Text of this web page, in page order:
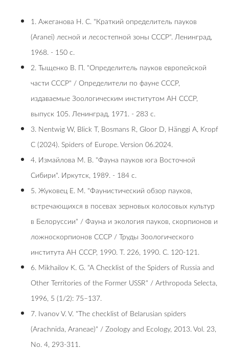
1. Ажеганова Н. С. "Краткий определитель пауков
(Aranei) лесной и лесостепной зоны СССР". Ленинград,
1968. - 150 с.
2. Тыщенко В. П. "Определитель пауков европейской
части СССР" / Определители по фауне СССР,
издаваемые Зоологическим институтом АН СССР,
выпуск 105. Ленинград, 1971. - 283 с.
3. Nentwig W, Blick T, Bosmans R, Gloor D, Hänggi A, Kropf
C (2024). Spiders of Europe. Version 06.2024.
4. Измайлова М. В. "Фауна пауков юга Восточной
Сибири". Иркутск, 1989. - 184 с.
5. Жуковец Е. М. "Фаунистический обзор пауков,
встречающихся в посевах зерновых колосовых культур
в Белоруссии" / Фауна и экология пауков, скорпионов и
ложноскорпионов СССР / Труды Зоологического
института АН СССР, 1990. Т. 226, 1990. С. 120-121.
6. Mikhailov K. G. "A Checklist of the Spiders of Russia and
Other Territories of the Former USSR" / Arthropoda Selecta,
1996, 5 (1/2): 75–137.
7. Ivanov V. V. "The checklist of Belarusian spiders
(Arachnida, Araneae)" / Zoology and Ecology, 2013. Vol. 23,
No. 4, 293-311.